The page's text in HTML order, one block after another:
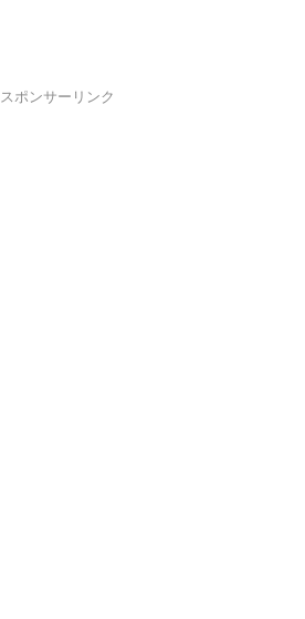
スポンサーリンク